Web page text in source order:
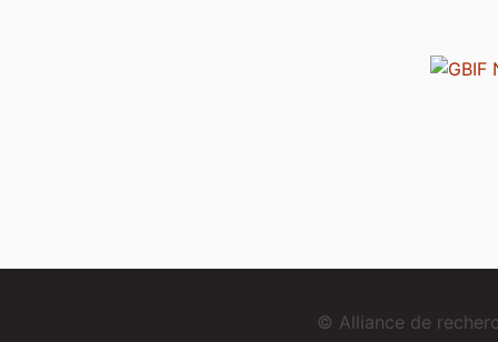
© Alliance de